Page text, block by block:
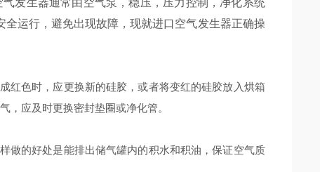
发生器通常由空气泵，稳压，压力控制，净化系统
运行，避免出现故障，现就进口空气发生器正确操
色时，应更换新的硅胶，或者将变红的硅胶放入烘箱
，应及时更换密封垫圈或净化管。
的好处是能排出储气罐内的积水和积油，保证空气质